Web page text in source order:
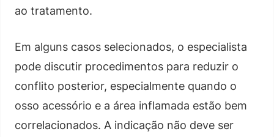
ao tratamento.
Em alguns casos selecionados, o especialista
pode discutir procedimentos para reduzir o
conflito posterior, especialmente quando o
osso acessório e a área inflamada estão bem
correlacionados. A indicação não deve ser